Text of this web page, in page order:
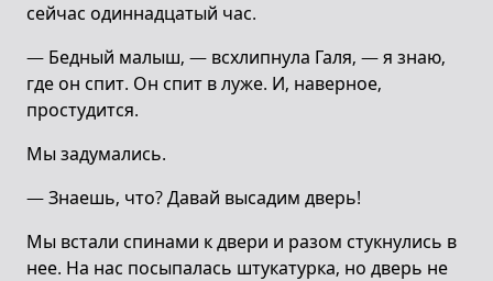
сейчас одиннадцатый час.
— Бедный малыш, — всхлипнула Галя, — я знаю,
где он спит. Он спит в луже. И, наверное,
простудится.
Мы задумались.
— Знаешь, что? Давай высадим дверь!
Мы встали спинами к двери и разом стукнулись в
нее. На нас посыпалась штукатурка, но дверь не